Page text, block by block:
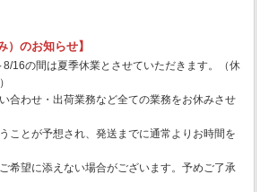
）のお知らせ】
16の間は夏季休業とさせていただきます。（休
合わせ・出荷業務など全ての業務をお休みさせ
ことが予想され、発送までに通常よりお時間を
希望に添えない場合がございます。予めご了承